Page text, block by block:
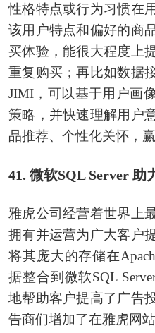
性格特点或行为习惯在
该用户特点和偏好的商
买体验，能很大程度上
重复购买；再比如数据
JIMI，可以基于用户画
策略，并快速理解用户
品推荐、个性化关怀，
41. 微软SQL Server
雅虎公司经营着世界上
拥有并运营为广大客户
将其庞大的存储在
据整合到微软SQL
地帮助客户提高了广告
告商们增加了在雅虎网